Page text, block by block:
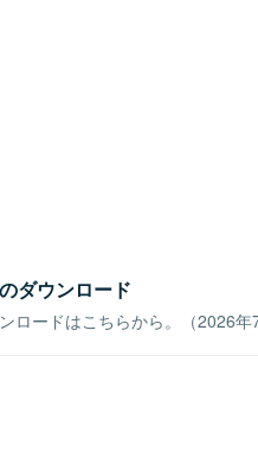
ダウンロード
ロードはこちらから。（2026年